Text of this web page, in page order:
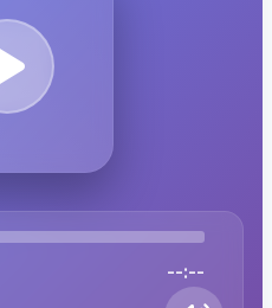
--:--